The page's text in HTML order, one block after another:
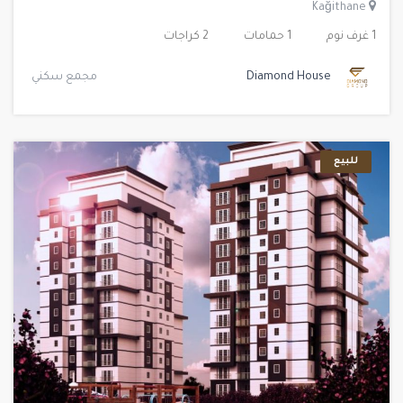
Kağithane
1 غرف نوم 1 حمامات 2 كراجات
Diamond House مجمع سكني
للبيع